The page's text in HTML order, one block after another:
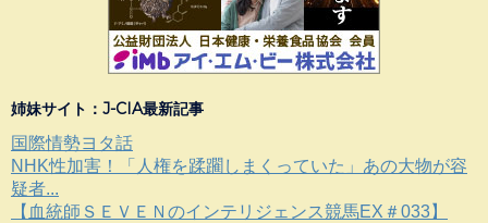
姉妹サイト：J-CIA最新記事
国際情勢ヨタ話
NHK性加害！「人権を蹂躙しまくっていた」あの大物が容
疑者...
【血統師ＳＥＶＥＮのインテリジェンス競馬EX＃033】